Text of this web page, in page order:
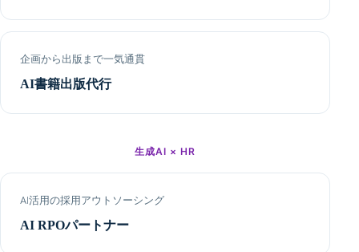
企画から出版まで一気通貫
AI書籍出版代行
生成AI × HR
AI活用の採用アウトソーシング
AI RPOパートナー